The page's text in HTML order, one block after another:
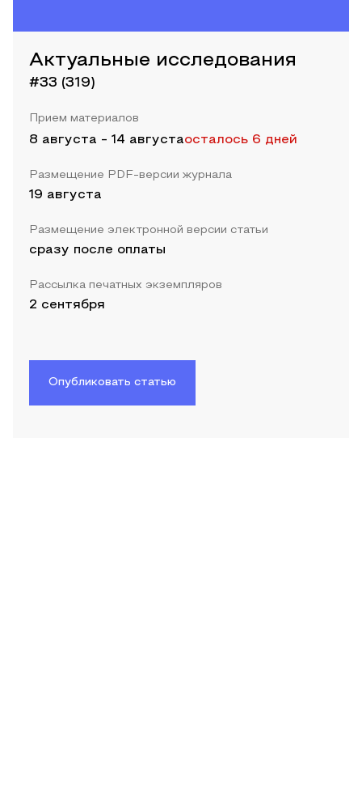
Актуальные исследования
#33 (319)
Прием материалов
8 августа - 14 августаосталось 6 дней
Размещение PDF-версии журнала
19 августа
Размещение электронной версии статьи
сразу после оплаты
Рассылка печатных экземпляров
2 сентября
Опубликовать статью